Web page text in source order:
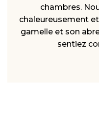
chambres.
chaleureusement
gamelle et son
sentiez